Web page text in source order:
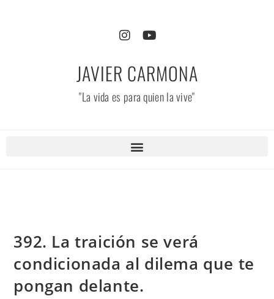
JAVIER CARMONA
"La vida es para quien la vive"
392. La traición se verá
condicionada al dilema que te
pongan delante.